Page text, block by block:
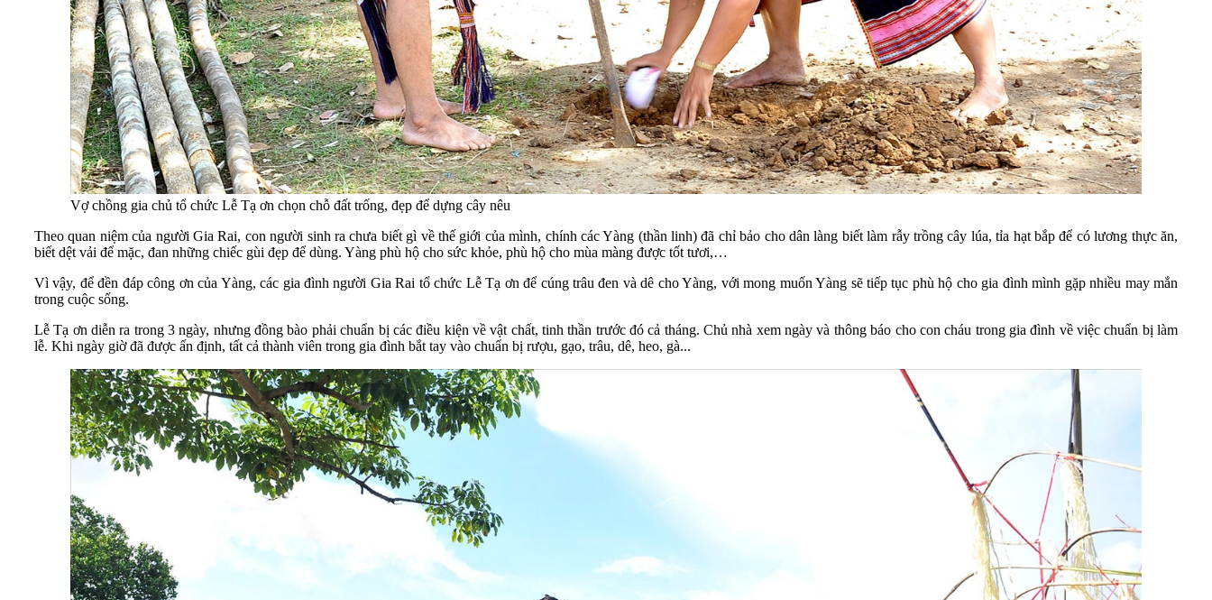
Vợ chồng gia chủ tổ chức Lễ Tạ ơn chọn chỗ đất trống, đẹp để dựng cây nêu
Theo quan niệm của người Gia Rai, con người sinh ra chưa biết gì về thế giới của mình, chính các Yàng (thần linh) đã chỉ bảo cho dân làng biết làm rẫy trồng cây lúa, tỉa hạt bắp để có lương thực ăn,
biết dệt vải để mặc, đan những chiếc gùi đẹp để dùng. Yàng phù hộ cho sức khỏe, phù hộ cho mùa màng được tốt tươi,…
Vì vậy, để đền đáp công ơn của Yàng, các gia đình người Gia Rai tổ chức Lễ Tạ ơn để cúng trâu đen và dê cho Yàng, với mong muốn Yàng sẽ tiếp tục phù hộ cho gia đình mình gặp nhiều may mắn
trong cuộc sống.
Lễ Tạ ơn diễn ra trong 3 ngày, nhưng đồng bào phải chuẩn bị các điều kiện về vật chất, tinh thần trước đó cả tháng. Chủ nhà xem ngày và thông báo cho con cháu trong gia đình về việc chuẩn bị làm
lễ. Khi ngày giờ đã được ấn định, tất cả thành viên trong gia đình bắt tay vào chuẩn bị rượu, gạo, trâu, dê, heo, gà...